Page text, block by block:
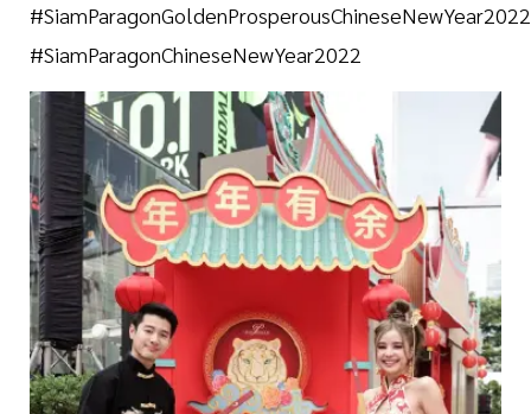
#SiamParagonChineseNewYear2022